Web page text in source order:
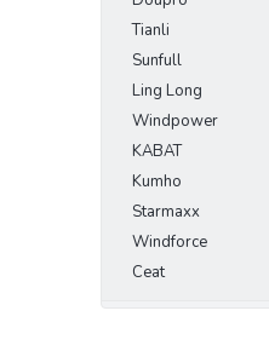
Tianli
Sunfull
Ling Long
Windpower
KABAT
Kumho
Starmaxx
Windforce
Ceat